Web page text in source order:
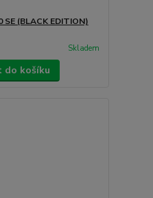
(BLACK EDITION)
Skladem
do košíku